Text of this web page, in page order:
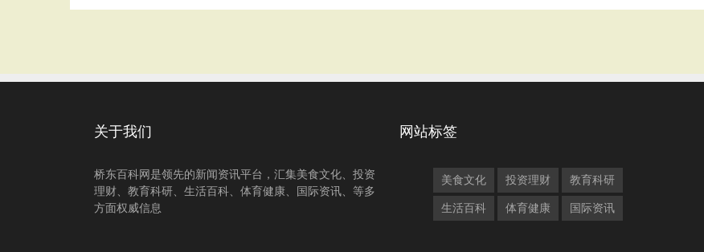
关于我们
桥东百科网是领先的新闻资讯平台，汇集美食文化、投资
理财、教育科研、生活百科、体育健康、国际资讯、等多
方面权威信息
网站标签
美食文化 投资理财 教育科研
生活百科 体育健康 国际资讯